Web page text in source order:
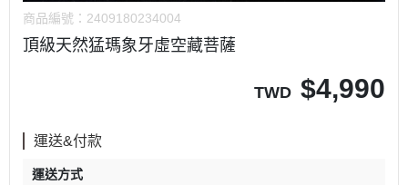
商品編號： 2409180234004
頂級天然猛瑪象牙虛空藏菩薩
TWD $4,990
運送&付款
運送方式